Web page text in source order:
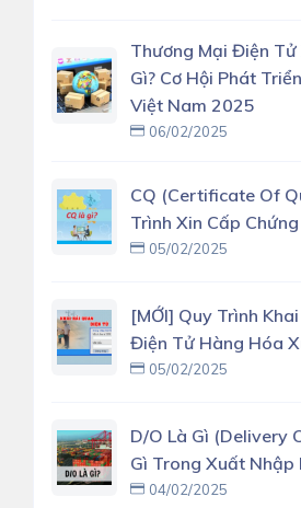
Thương Mại Điện Tử
Gì? Cơ Hội Phát
Việt Nam 2025
06/02/2025
CQ (Certificate Of
Trình Xin Cấp
05/02/2025
[MỚI] Quy Trình
Điện Tử Hàng Hóa
05/02/2025
D/O Là Gì (delivery
Gì Trong Xuất Nhập
04/02/2025